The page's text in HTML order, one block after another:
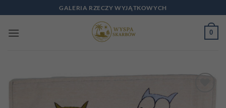
do
zawartości
GALERIA RZECZY WYJĄTKOWYCH
0